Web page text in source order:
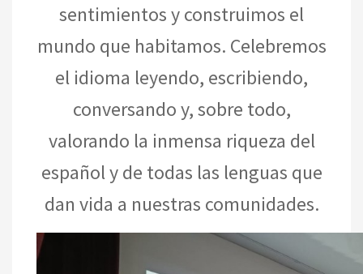
sentimientos y construimos el
mundo que habitamos. Celebremos
el idioma leyendo, escribiendo,
conversando y, sobre todo,
valorando la inmensa riqueza del
español y de todas las lenguas que
dan vida a nuestras comunidades.